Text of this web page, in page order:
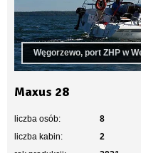
Węgorzewo, port ZHP w
Maxus 28
liczba osób:
8
liczba kabin:
2